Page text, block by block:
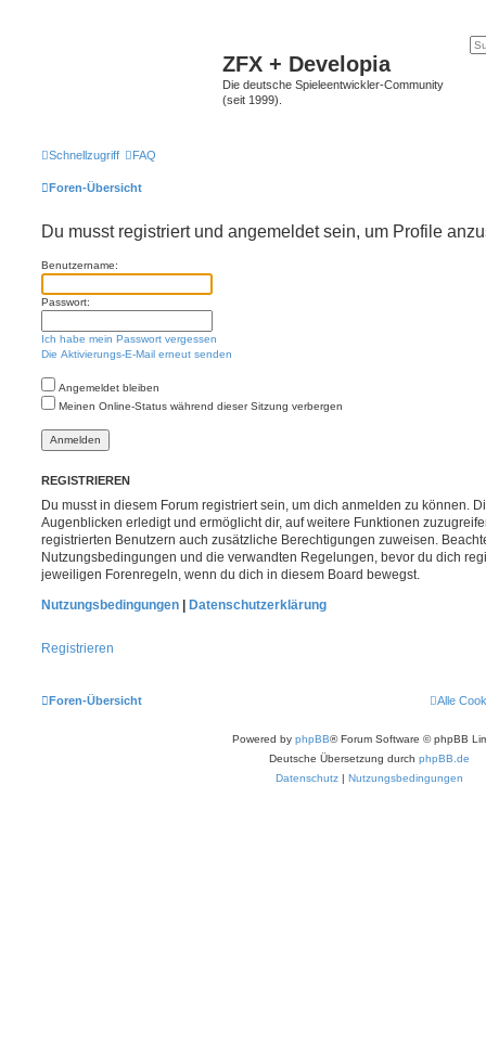
ZFX + Developia
Die deutsche Spieleentwickler-Community
(seit 1999).
Schnellzugriff FAQ
Foren-Übersicht
Du musst registriert und angemeldet sein, um Profile
Benutzername:
Passwort:
Ich habe mein Passwort vergessen
Die Aktivierungs-E-Mail erneut senden
Angemeldet bleiben
Meinen Online-Status während dieser Sitzung verbergen
REGISTRIEREN
Du musst in diesem Forum registriert sein, um dich anmelden zu können.
Augenblicken erledigt und ermöglicht dir, auf weitere Funktionen
registrierten Benutzern auch zusätzliche Berechtigungen zuweisen.
Nutzungsbedingungen und die verwandten Regelungen, bevor du dich
jeweiligen Forenregeln, wenn du dich in diesem Board bewegst.
Nutzungsbedingungen
Datenschutzerklärung
Registrieren
Foren-Übersicht Alle
Powered by phpBB® Forum Software © phpBB
Deutsche Übersetzung durch phpBB.de
Datenschutz | Nutzungsbedingungen